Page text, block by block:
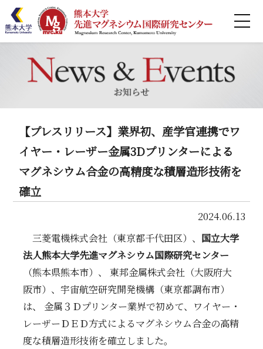
【プレスリリース】業界初、産学官連携でワ
イヤー・レーザー金属3Dプリンターによる
マグネシウム合金の高精度な積層造形技術を
確立
2024.06.13
三菱電機株式会社（東京都千代田区）、 国立大学
法人熊本大学先進マグネシウム国際研究センター
（熊本県熊本市）、 東邦金属株式会社（大阪府大
阪市）、宇宙航空研究開発機構（東京都調布市）
は、 金属３Ｄプリンター業界で初めて、ワイヤー・
レーザーＤＥＤ方式によるマグネシウム合金の高精
度な積層造形技術を確立しました。
ホーム
MRCとは
業績リスト
共同利用
連携
セミナー
教育・大学院
お知らせ
アクセス